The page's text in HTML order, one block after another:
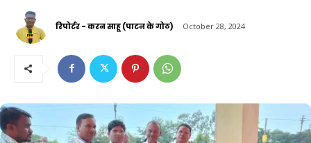
रिपोर्टर - करन साहू (पाटन के गोठ) October 28, 2024